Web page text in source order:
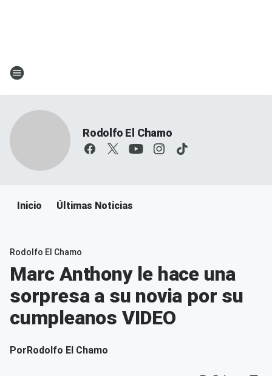
Rodolfo El Chamo
Inicio Últimas Noticias
Rodolfo El Chamo
Marc Anthony le hace una
sorpresa a su novia por su
cumpleanos VIDEO
PorRodolfo El Chamo